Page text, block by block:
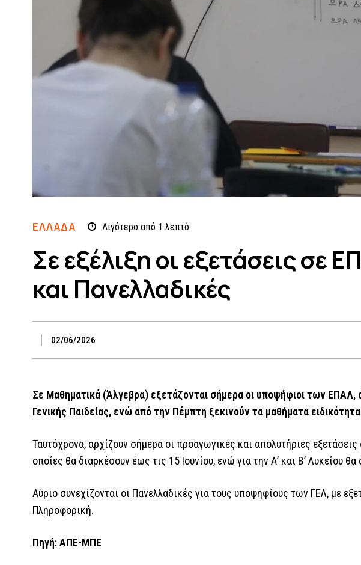
ΕΛΛΆΔΑ Λιγότερο από 1 λεπτό
Σε εξέλιξη οι εξετάσεις σε
και Πανελλαδικές
02/06/2026
Σε Μαθηματικά (Άλγεβρα) εξετάζονται σήμερα οι υποψήφιοι των
Γενικής Παιδείας, ενώ από την Πέμπτη ξεκινούν τα μαθήματα
Ταυτόχρονα, αρχίζουν σήμερα οι προαγωγικές και απολυτήριες
οποίες θα διαρκέσουν έως τις 15 Ιουνίου, ενώ για την Α’ και Β’ Λυκείου
Αύριο συνεχίζονται οι Πανελλαδικές για τους υποψηφίους των ΓΕΛ, με
Πληροφορική.
Πηγή: ΑΠΕ-ΜΠΕ